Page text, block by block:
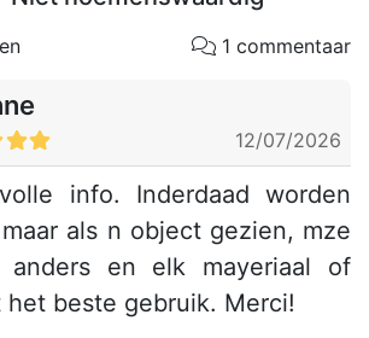
1 commentaar
12/07/2026
info. Inderdaad worden
als n object gezien, mze
anders en elk mayeriaal of
het beste gebruik. Merci!